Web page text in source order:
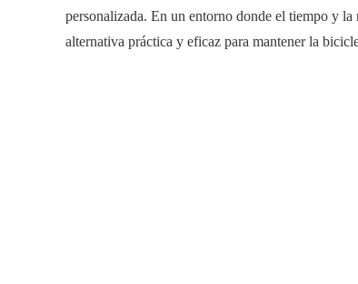
personalizada. En un entorno donde el tiempo y
alternativa práctica y eficaz para mantener la